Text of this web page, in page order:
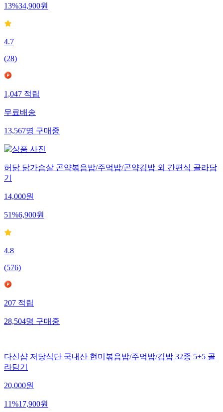
13%34,900원
4.7
(28)
1,047적립
무료배송
13,567명구매중
허닭 닭가슴살 곤약볶음밥/주먹밥/곤약김밥 외 간편식 골라담
기
14,000원
51%6,900원
4.8
(576)
207적립
28,504명구매중
다신샵 저당식단 국내산 현미볶음밥/주먹밥/김밥 32종 5+5 골
라담기
20,000원
11%17,900원